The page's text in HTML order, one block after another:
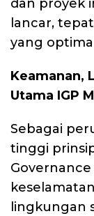
dan proyek
lancar,
yang
Keamanan,
Utama IGP
Sebagai
tinggi
Governance
lingkungan